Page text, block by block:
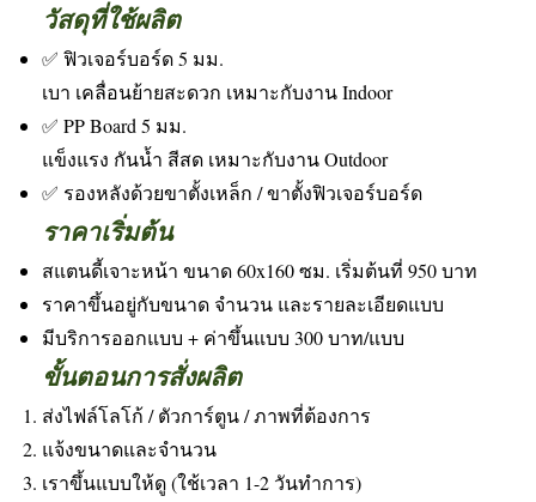
วัสดุที่ใช้ผลิต
✅ ฟิวเจอร์บอร์ด 5 มม.
เบา เคลื่อนย้ายสะดวก เหมาะกับงาน Indoor
✅ PP Board 5 มม.
แข็งแรง กันน้ำ สีสด เหมาะกับงาน Outdoor
✅ รองหลังด้วยขาตั้งเหล็ก / ขาตั้งฟิวเจอร์บอร์ด
ราคาเริ่มต้น
สแตนดี้เจาะหน้า ขนาด 60x160 ซม. เริ่มต้นที่ 950 บาท
ราคาขึ้นอยู่กับขนาด จำนวน และรายละเอียดแบบ
มีบริการออกแบบ + ค่าขึ้นแบบ 300 บาท/แบบ
ขั้นตอนการสั่งผลิต
ส่งไฟล์โลโก้ / ตัวการ์ตูน / ภาพที่ต้องการ
แจ้งขนาดและจำนวน
เราขึ้นแบบให้ดู (ใช้เวลา 1-2 วันทำการ)